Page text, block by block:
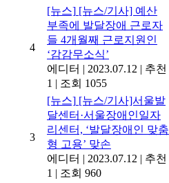
4
[뉴스] [뉴스/기사] 예산
부족에 발달장애 근로자
들 4개월째 근로지원인
‘감감무소식’
에디터 | 2023.07.12 | 추천
1 | 조회 1055
3
[뉴스] [뉴스/기사]서울발
달센터·서울장애인일자
리센터, ‘발달장애인 맞춤
형 고용’ 맞손
에디터 | 2023.07.12 | 추천
1 | 조회 960